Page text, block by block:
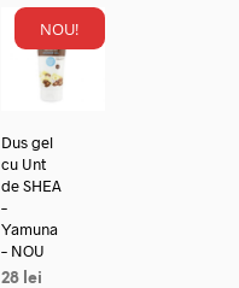
NOU!
Dus gel
cu Unt
de SHEA
–
Yamuna
– NOU
28 lei